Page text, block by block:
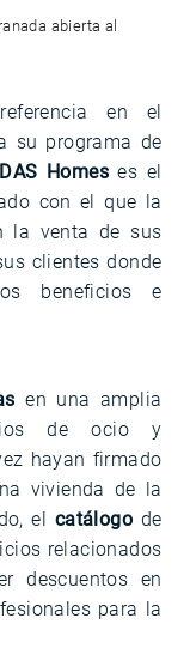
en el
su programa de
Homeses el
con el que la
la venta de sus
clientes donde
beneficios e
en una amplia
de ocio y
hayan firmado
vivienda de la
el catálogo de
relacionados
descuentos en
para la